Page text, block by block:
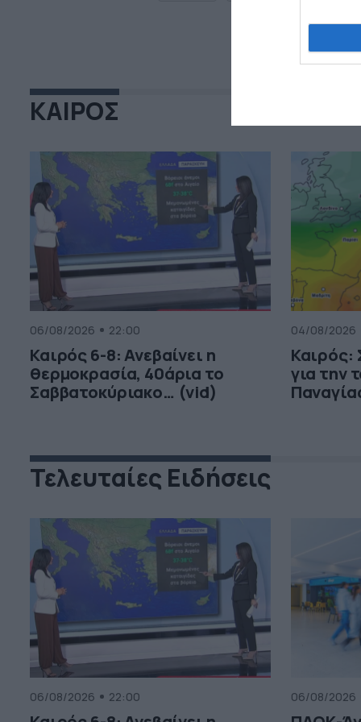
ΚΑΙΡΟΣ
06/08/2026 22:00
Καιρός 6-8: Ανεβαίνει η
θερμοκρασία, 40άρια το
Σαββατοκύριακο… (vid)
04/08/2026
Καιρός:
για την
Τελευταίες Ειδήσεις
06/08/2026 22:00 06/08/2026